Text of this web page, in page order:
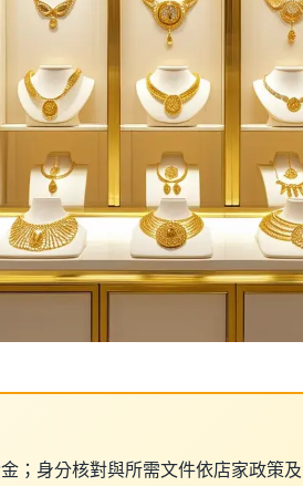
；身分核對與所需文件依店家政策